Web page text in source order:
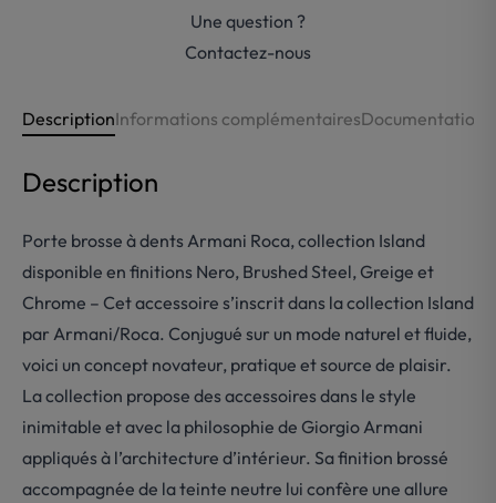
Une question ?
Contactez-nous
DescriptionInformations complémentairesDocumentations
Description
Porte brosse à dents Armani Roca, collection Island
disponible en finitions Nero, Brushed Steel, Greige et
Chrome – Cet accessoire s’inscrit dans la collection Island
par Armani/Roca. Conjugué sur un mode naturel et fluide,
voici un concept novateur, pratique et source de plaisir.
La collection propose des accessoires dans le style
inimitable et avec la philosophie de Giorgio Armani
appliqués à l’architecture d’intérieur. Sa finition brossé
accompagnée de la teinte neutre lui confère une allure